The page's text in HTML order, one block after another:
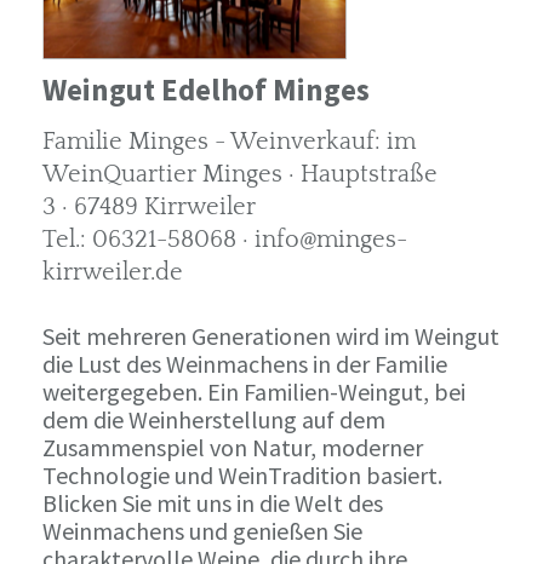
Weingut Edelhof Minges
Familie Minges - Weinverkauf: im
WeinQuartier Minges · Hauptstraße
3 · 67489 Kirrweiler
Tel.: 06321-58068 · info@minges-
kirrweiler.de
Seit mehreren Generationen wird im Weingut
die Lust des Weinmachens in der Familie
weitergegeben. Ein Familien-Weingut, bei
dem die Weinherstellung auf dem
Zusammenspiel von Natur, moderner
Technologie und WeinTradition basiert.
Blicken Sie mit uns in die Welt des
Weinmachens und genießen Sie